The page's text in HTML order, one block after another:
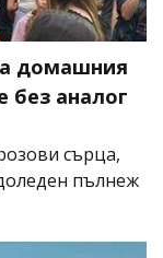
домашния
без аналог
сърца,
пълнеж